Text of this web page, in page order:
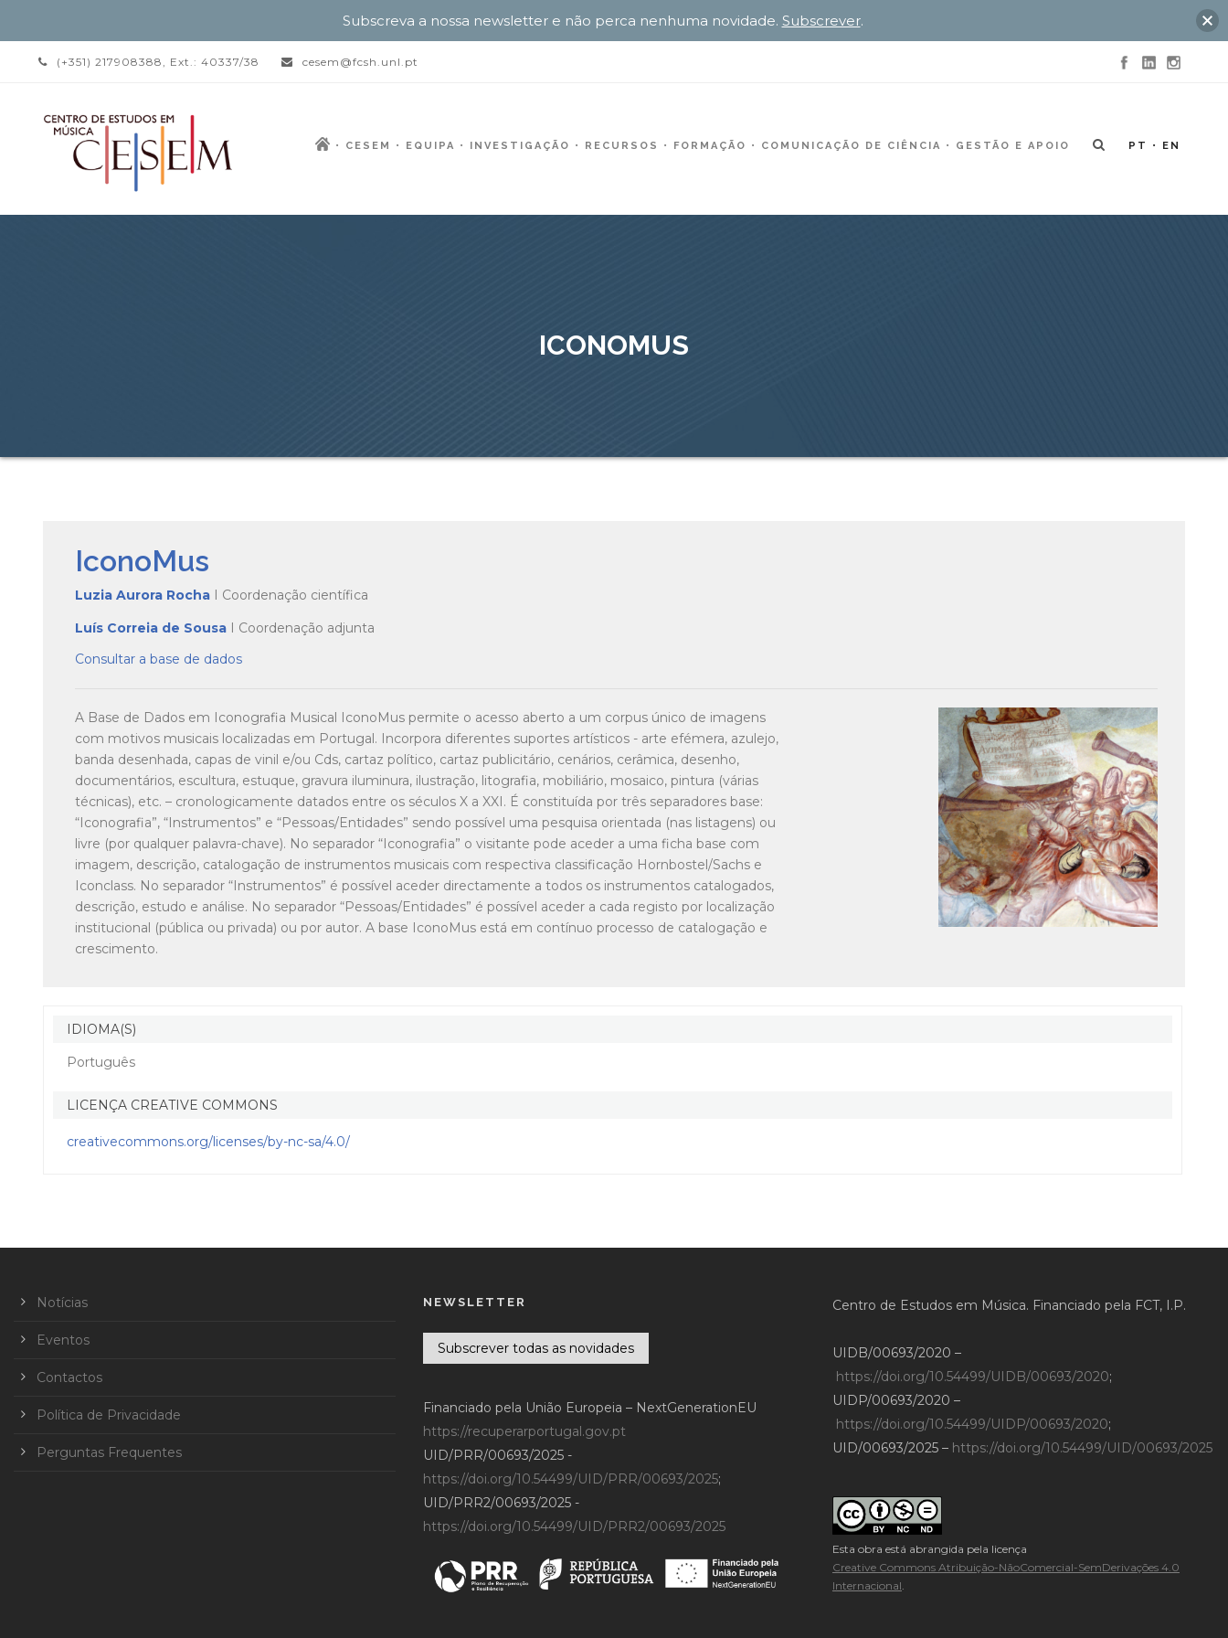
(+351) 217908388, Ext.: 40337/38 cesem@fcsh.unl.pt
CESEM EQUIPA INVESTIGAÇÃO RECURSOS FORMAÇÃO COMUNICAÇÃO DE CIÊNCIA GESTÃO E APOIO PT EN
ICONOMUS
IconoMus
Luzia Aurora Rocha I Coordenação científica
Luís Correia de Sousa I Coordenação adjunta
Consultar a base de dados
A Base de Dados em Iconografia Musical IconoMus permite o acesso aberto a um corpus único de imagens
com motivos musicais localizadas em Portugal. Incorpora diferentes suportes artísticos - arte efémera, azulejo,
banda desenhada, capas de vinil e/ou Cds, cartaz político, cartaz publicitário, cenários, cerâmica, desenho,
documentários, escultura, estuque, gravura iluminura, ilustração, litografia, mobiliário, mosaico, pintura (várias
técnicas), etc. – cronologicamente datados entre os séculos X a XXI. É constituída por três separadores base:
“Iconografia”, “Instrumentos” e “Pessoas/Entidades” sendo possível uma pesquisa orientada (nas listagens) ou
livre (por qualquer palavra-chave). No separador “Iconografia” o visitante pode aceder a uma ficha base com
imagem, descrição, catalogação de instrumentos musicais com respectiva classificação Hornbostel/Sachs e
Iconclass. No separador “Instrumentos” é possível aceder directamente a todos os instrumentos catalogados,
descrição, estudo e análise. No separador “Pessoas/Entidades” é possível aceder a cada registo por localização
institucional (pública ou privada) ou por autor. A base IconoMus está em contínuo processo de catalogação e
crescimento.
IDIOMA(S)
Português
LICENÇA CREATIVE COMMONS
creativecommons.org/licenses/by-nc-sa/4.0/
Notícias
Eventos
Contactos
Política de Privacidade
Perguntas Frequentes
NEWSLETTER
Subscrever todas as novidades
Financiado pela União Europeia – NextGenerationEU
https://recuperarportugal.gov.pt
UID/PRR/00693/2025 -
https://doi.org/10.54499/UID/PRR/00693/2025;
UID/PRR2/00693/2025 -
https://doi.org/10.54499/UID/PRR2/00693/2025
Centro de Estudos em Música. Financiado pela FCT, I.P.
UIDB/00693/2020 –
https://doi.org/10.54499/UIDB/00693/2020;
UIDP/00693/2020 –
https://doi.org/10.54499/UIDP/00693/2020;
UID/00693/2025 – https://doi.org/10.54499/UID/00693/2025
Esta obra está abrangida pela licença
Creative Commons Atribuição-NãoComercial-SemDerivações 4.0
Internacional.
Subscreva a nossa newsletter e não perca nenhuma novidade. Subscrever.